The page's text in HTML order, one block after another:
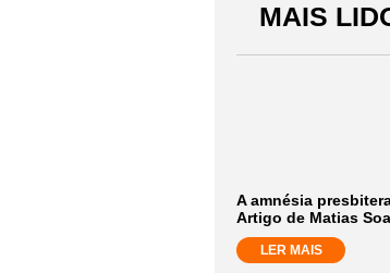
MAIS
A amnésia
Artigo de Matias
LER MAIS